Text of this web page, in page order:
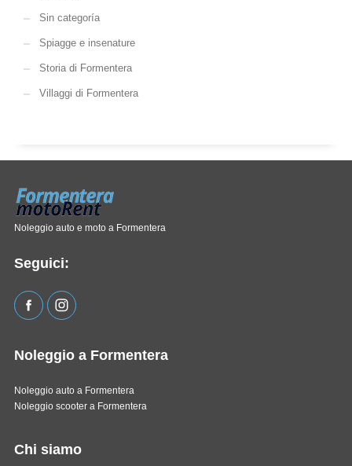
Sin categoría
Spiagge e insenature
Storia di Formentera
Villaggi di Formentera
Noleggio auto e moto a Formentera
Seguici:
Noleggio a Formentera
Noleggio auto a Formentera
Noleggio scooter a Formentera
Chi siamo